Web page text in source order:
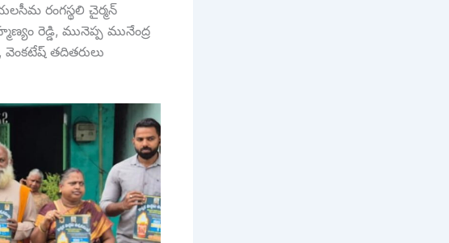
రంగస్థలి చైర్మన్
రెడ్డి, మునెప్ప మునేంద్ర
తదితరులు